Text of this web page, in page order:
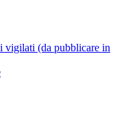
vigilati (da pubblicare in